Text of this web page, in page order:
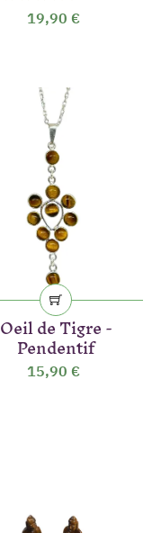
19,90 €
Oeil de Tigre -
Pendentif
15,90 €